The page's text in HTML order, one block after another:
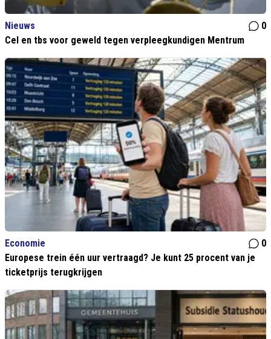
Nieuws
0
Cel en tbs voor geweld tegen verpleegkundigen Mentrum
Economie
0
Europese trein één uur vertraagd? Je kunt 25 procent van je
ticketprijs terugkrijgen